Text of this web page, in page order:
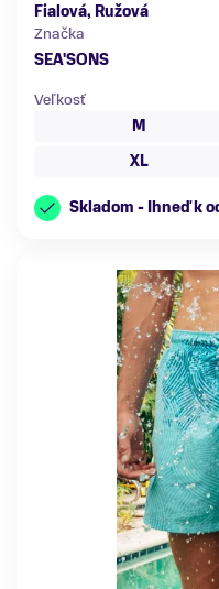
Fialová, Ružová
Značka
SEA'SONS
Veľkosť
M
XL
Skladom - Ihneď k